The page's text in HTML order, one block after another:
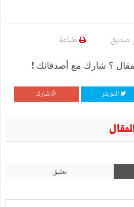
صديق طباعة
؟ شارك مع أصدقائك !
التويتر شارك
تعليق